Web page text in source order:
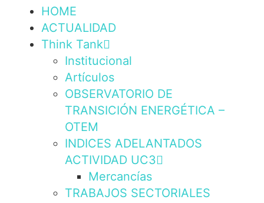
HOME
ACTUALIDAD
Think Tank
Institucional
Artículos
OBSERVATORIO DE
TRANSICIÓN ENERGÉTICA –
OTEM
INDICES ADELANTADOS
ACTIVIDAD UC3
Mercancías
TRABAJOS SECTORIALES